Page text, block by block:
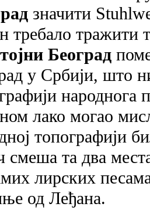
значити
требало тражити
Београд
у Србији, што
народнога
лако могао
топографији
смеша та два
лирских
од Леђана.